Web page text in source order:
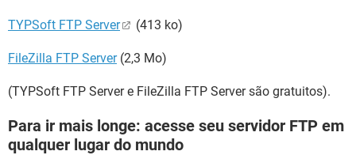
TYPSoft FTP Server (413 ko)
FileZilla FTP Server(2,3 Mo)
(TYPSoft FTP Server e FileZilla FTP Server são gratuitos).
Para ir mais longe: acesse seu servidor FTP em
qualquer lugar do mundo